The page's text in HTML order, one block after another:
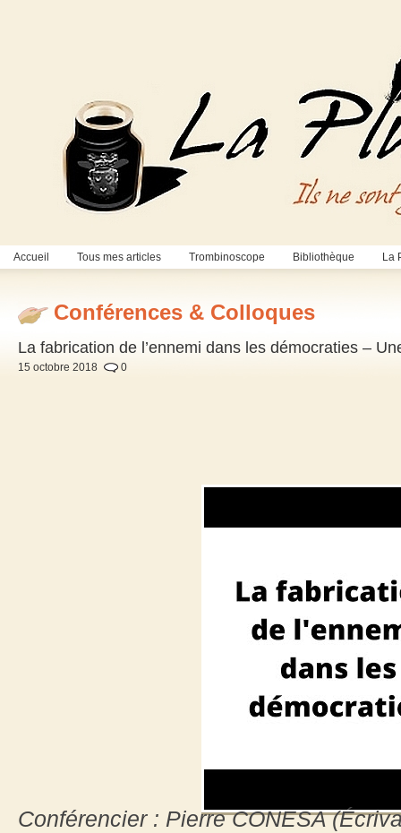
Accueil Tous mes articles Trombinoscope Bibliothèque La
Conférences & Colloques
La fabrication de l’ennemi dans les démocraties –
15 octobre 2018 0
Conférencier : Pierre CONESA